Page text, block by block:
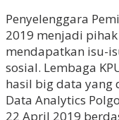
Penyelenggara
2019 menjadi
mendapatkan isu-
sosial. Lembaga
hasil big data yang
Data Analytics
22 April 2019